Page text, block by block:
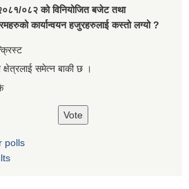
०८२ को विनियोजित बजेट तथा
कार्यान्वयन हजुरहरुलाई कस्तो लग्यो ?
समेत्न बाकी छ ।
polls